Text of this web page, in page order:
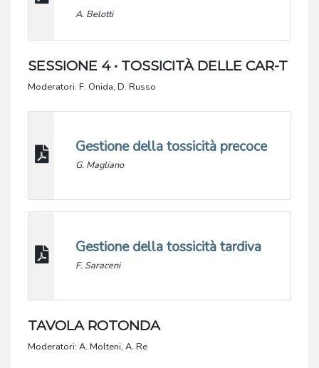
A. Belotti
SESSIONE 4 • TOSSICITÀ DELLE CAR-T
Moderatori: F. Onida, D. Russo
Gestione della tossicità precoce
G. Magliano
Gestione della tossicità tardiva
F. Saraceni
TAVOLA ROTONDA
Moderatori: A. Molteni, A. Re